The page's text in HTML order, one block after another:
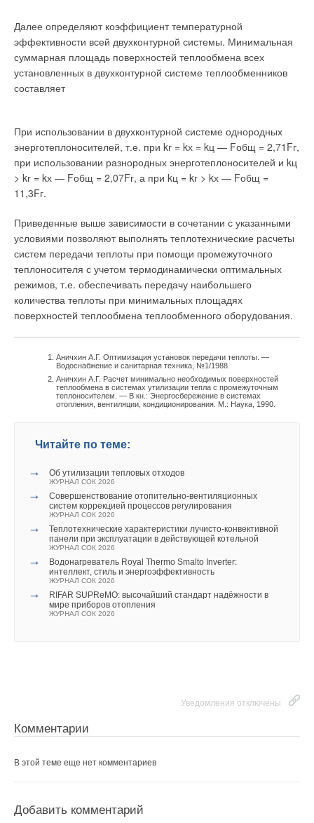
Далее определяют коэффициент температурной
эффективности всей двухконтурной системы. Минимальная
суммарная площадь поверхностей теплообмена всех
установленных в двухконтурной системе теплообменников
составляет
При использовании в двухконтурной системе однородных
энерготеплоносителей, т.е. при kг = kх = kц — Fобщ = 2,71Fг,
при использовании разнородных энерготеплоносителей и kц
> kг = kх — Fобщ = 2,07Fг, а при kц = kг > kх — Fобщ =
11,3Fг.
Приведенные выше зависимости в сочетании с указанными
условиями позволяют выполнять теплотехнические расчеты
систем передачи теплоты при помощи промежуточного
теплоносителя с учетом термодинамически оптимальных
режимов, т.е. обеспечивать передачу наибольшего
количества теплоты при минимальных площадях
поверхностей теплообмена теплообменного оборудования.
Аничхин А.Г. Оптимизация установок передачи теплоты. —
Водоснабжение и санитарная техника, №1/1988.
Аничхин А.Г. Расчет минимально необходимых поверхностей
теплообмена в системах утилизации тепла с промежуточным
теплоносителем. — В кн.: Энергосбережение в системах
отопления, вентиляции, кондиционирования. М.: Наука, 1990.
Читайте по теме:
→ Об утилизации тепловых отходов
ЖУРНАЛ СОК 2026
→
Совершенствование отопительно-вентиляционных
систем коррекцией процессов регулирования
ЖУРНАЛ СОК 2026
→
Теплотехнические характеристики лучисто-конвективной
панели при эксплуатации в действующей котельной
ЖУРНАЛ СОК 2026
→
Водонагреватель Royal Thermo Smalto Inverter:
интеллект, стиль и энергоэффективность
ЖУРНАЛ СОК 2026
→
RIFAR SUPReMO: высочайший стандарт надёжности в
мире приборов отопления
ЖУРНАЛ СОК 2026
Уведомления отключены
Комментарии
В этой теме еще нет комментариев
Добавить комментарий
подключения теплового пункта к сети теплоснабжения. В
этом случае контроллер снижает расход теплоносителя в
первичном контуре при превышении заданного значения
температуры обратной воды.
Компоненты ИТП и, тем самым, всей системы
теплоснабжения рассчитаны и подобраны на основании
номинальной нагрузки с определенным запасом. В
динамических условиях работы системы теплоснабжения
возникают пиковые нагрузки, которые значительно
случае снижают экономию и срок эксплуатации компонентов,
в худшем — могут вызвать сбой системы.
Контроллер ИТП помогает избежать пиковых нагрузок при
помощи функции ограничения мощности. Эта функция
может работать при наличии узла учета, из которого
получает соответствующую информацию. При обнаружении
ограничением.
Управление контуром ГВС
ГВС вытесняются устройствами проточного подогрева воды
развития именно таких систем обусловлена более строгими
санитарными требованиями, направленными на снижение
развития бактерий легионеллы, а также попытками
минимизировать потери тепла, неизбежно возникающие при
медленной работе больших систем.
Небольшие накопительные резервуары используются только
в качестве буферов в режимах максимальных пиковых
нагрузок. На основании современных гидравлических
решений нагрева ГВС формируются следующие требования
надежная и долговременная работа исполнительных
снижение затрат на обслуживание загрязненных
теплообменников;
работа системы ГВС без сбоев.